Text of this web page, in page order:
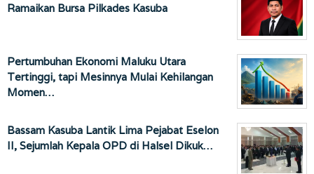
Ramaikan Bursa Pilkades Kasuba
Pertumbuhan Ekonomi Maluku Utara
Tertinggi, tapi Mesinnya Mulai Kehilangan
Momen…
Bassam Kasuba Lantik Lima Pejabat Eselon
II, Sejumlah Kepala OPD di Halsel Dikuk…